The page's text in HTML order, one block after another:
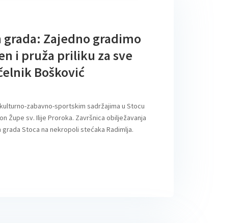
Zajedno gradimo
i pruža priliku za sve
Bošković
zabavno-sportskim sadržajima u Stocu
Župe sv. Ilije Proroka. Završnica obilježavanja
Stoca na nekropoli stećaka Radimlja.